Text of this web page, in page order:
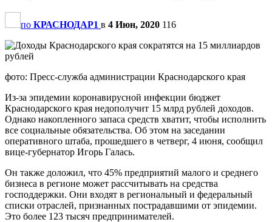
по КРАСНОДАР1 в 4 Июн, 2020 116
фото: Пресс-служба администрации Краснодарского края
Из-за эпидемии коронавирусной инфекции бюджет
Краснодарского края недополучит 15 млрд рублей доходов.
Однако накопленного запаса средств хватит, чтобы исполнить
все социальные обязательства. Об этом на заседании
оперативного штаба, прошедшего в четверг, 4 июня, сообщил
вице-губернатор Игорь Галась.
Он также доложил, что 45% предприятий малого и среднего
бизнеса в регионе может рассчитывать на средства
господдержки. Они входят в региональный и федеральный
списки отраслей, признанных пострадавшими от эпидемии.
Это более 123 тысяч предпринимателей.